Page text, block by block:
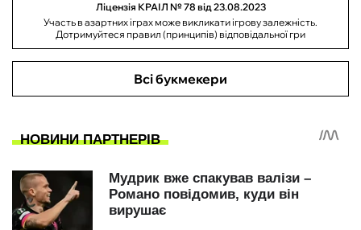
Ліцензія КРАІЛ № 78 від 23.08.2023
Участь в азартних іграх може викликати ігрову залежність.
Дотримуйтеся правил (принципів) відповідальної гри
Всі букмекери